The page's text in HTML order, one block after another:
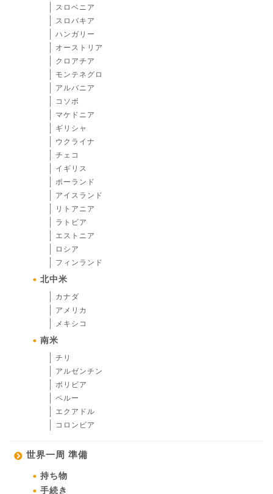
スロベニア
スロバキア
ハンガリー
オーストリア
クロアチア
モンテネグロ
アルバニア
コソボ
マケドニア
ギリシャ
ウクライナ
チェコ
イギリス
ポーランド
アイスランド
リトアニア
ラトビア
エストニア
ロシア
フィンランド
北中米
カナダ
アメリカ
メキシコ
南米
チリ
アルゼンチン
ボリビア
ペルー
エクアドル
コロンビア
世界一周 準備
持ち物
手続き